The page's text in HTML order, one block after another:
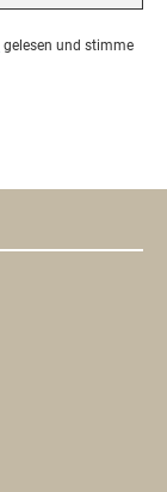
gelesen und stimme